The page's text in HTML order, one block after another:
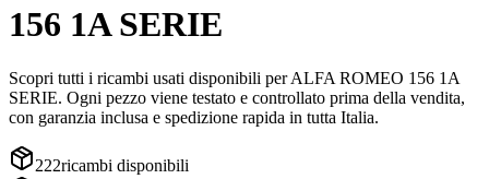
156 1A SERIE
Scopri tutti i ricambi usati disponibili perALFA ROMEO 156 1A
SERIE. Ogni pezzo viene testato e controllato prima della vendita,
con garanzia inclusa e spedizione rapida in tutta Italia.
222ricambi disponibili